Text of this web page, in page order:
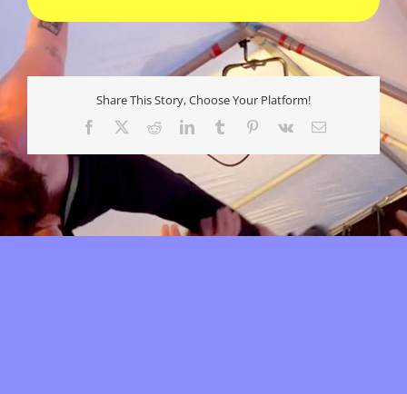
Share This Story, Choose Your Platform!
Facebook RedditLinkedInTumblr Pinterest
Vk
E-